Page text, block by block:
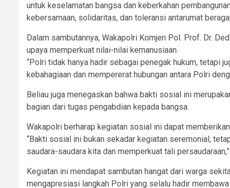
untuk keselamatan bangsa dan keberkahan
kebersamaan, solidaritas, dan toleransi antarumat
Dalam sambutannya, Wakapolri Komjen Pol. Prof. Dr.
upaya memperkuat nilai-nilai kemanusiaan.
“Polri tidak hanya hadir sebagai penegak hukum, tetapi
kebahagiaan dan mempererat hubungan antara Polri
Beliau juga menegaskan bahwa bakti sosial ini
bagian dari tugas pengabdian kepada bangsa.
Wakapolri berharap kegiatan sosial ini dapat
“Bakti sosial ini bukan sekadar kegiatan seremonial,
saudara-saudara kita dan memperkuat tali
Kegiatan ini mendapat sambutan hangat dari warga
mengapresiasi langkah Polri yang selalu hadir